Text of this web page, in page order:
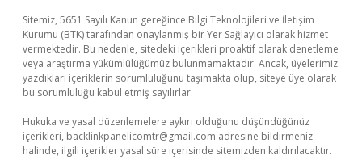
Sitemiz, 5651 Sayılı Kanun gereğince Bilgi Teknolojileri ve İletişim
Kurumu (BTK) tarafından onaylanmış bir Yer Sağlayıcı olarak hizmet
vermektedir. Bu nedenle, sitedeki içerikleri proaktif olarak denetleme
veya araştırma yükümlülüğümüz bulunmamaktadır. Ancak, üyelerimiz
yazdıkları içeriklerin sorumluluğunu taşımakta olup, siteye üye olarak
bu sorumluluğu kabul etmiş sayılırlar.
Hukuka ve yasal düzenlemelere aykırı olduğunu düşündüğünüz
içerikleri, backlinkpanelicomtr@gmail.com adresine bildirmeniz
halinde, ilgili içerikler yasal süre içerisinde sitemizden kaldırılacaktır.